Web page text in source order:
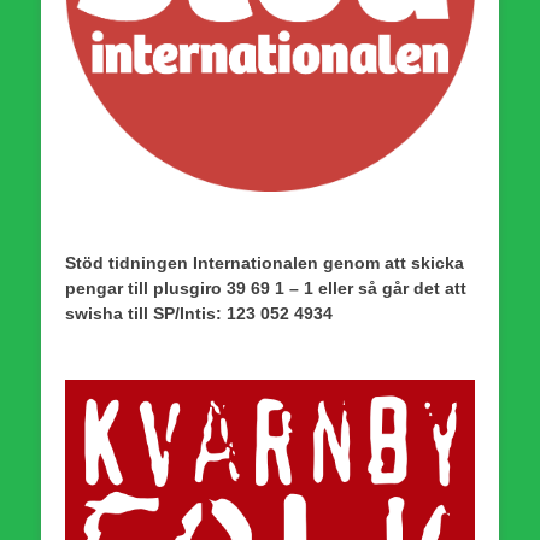
Stöd tidningen Internationalen genom att skicka
pengar till plusgiro 39 69 1 – 1 eller så går det att
swisha till SP/Intis: 123 052 4934